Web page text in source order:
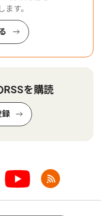
す。
RSSを購読
録